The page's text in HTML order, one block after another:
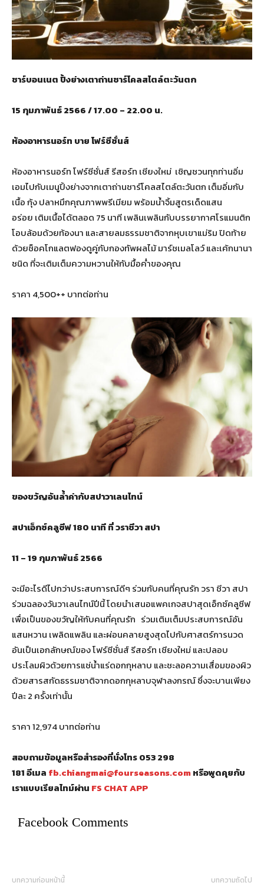
ชาร์บอนเนตปิ้งย่างเตาถ่านชาร์โคลสไตล์ตะวันตก
15 กุมภาพันธ์2566 / 17.00 – 22.00 น.
ห้องอาหารนอร์ท บาย โฟร์ซีซั่นส์
ห้องอาหารนอร์ท โฟร์ซีซั่นส์ รีสอร์ท เชียงใหม่ เชิญชวนทุกท่านอิ่ม
เอมไปกับเมนูปิ้งย่างจากเตาถ่านชาร์โคลสไตล์ตะวันตก เต็มอิ่มกับ
เนื้อ กุ้ง ปลาหมึกคุณภาพพรีเมียม พร้อมน้ำจิ้มสูตรเด็ดแสน
อร่อย เติมเนื้อได้ตลอด 75 นาที เพลินเพลินกับบรรยากาศโรแมนติก
โอบล้อมด้วยท้องนา และสายลมธรรมชาติจากหุบเขาแม่ริม ปิดท้าย
ด้วยช็อคโกแลตฟองดูคู่กับกองทัพผลไม้ มาร์ชเมลโลว์ และเค้กนานา
ชนิด ที่จะเติมเต็มความหวานให้กับมื้อค่ำของคุณ
ราคา 4,500++ บาทต่อท่าน
ของขวัญอันล้ำค่ากับสปาวาเลนไทน์
สปาเอ็กซ์คลูซีฟ180 นาที ที่ วราชีวา สปา
11 – 19 กุมภาพันธ์2566
จะมีอะไรดีไปกว่าประสบการณ์ดีๆ ร่วมกับคนที่คุณรัก วรา ชีวา สปา
ร่วมฉลองวันวาเลนไทน์ปีนี้ โดยนำเสนอแพคเกจสปาสุดเอ็กซ์คลูซีฟ
เพื่อเป็นของขวัญให้กับคนที่คุณรัก ร่วมเติมเต็มประสบการณ์อัน
แสนหวาน เพลิดแพลิน และผ่อนคลายสูงสุดไปกับศาสตร์การนวด
อันเป็นเอกลักษณ์ของ โฟร์ซีซั่นส์ รีสอร์ท เชียงใหม่ และปลอบ
ประโลมผิวด้วยการแช่น้ำแร่ดอกกุหลาบ และชะลอความเสื่อมของผิว
ด้วยสารสกัดธรรมชาติจากดอกกุหลาบจุฬาลงกรณ์ ซึ่งจะบานเพียง
ปีละ 2 ครั้งเท่านั้น
ราคา 12,974 บาทต่อท่าน
สอบถามข้อมูลหรือสำรองที่นั่งโทร053 298
181 อีเมล fb.chiangmai@fourseasons.comหรือพูดคุยกับ
เราแบบเรียลไทม์ผ่าน FS CHAT APP
Facebook Comments
บทความก่อนหน้านี้ บทความถัดไป